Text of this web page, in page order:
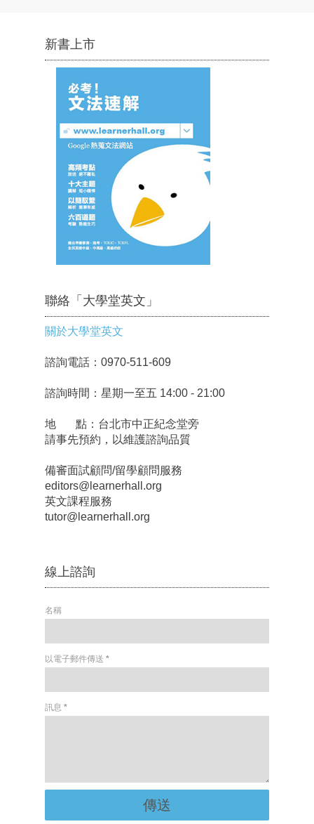
新書上市
聯絡「大學堂英文」
關於大學堂英文
諮詢電話：0970-511-609
諮詢時間：星期一至五 14:00 - 21:00
地 點：台北市中正紀念堂旁
請事先預約，以維護諮詢品質
備審面試顧問/留學顧問服務
editors@learnerhall.org
英文課程服務
tutor@learnerhall.org
線上諮詢
名稱
以電子郵件傳送 *
訊息 *